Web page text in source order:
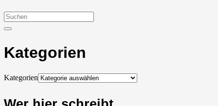
Kategorien
Kategorien